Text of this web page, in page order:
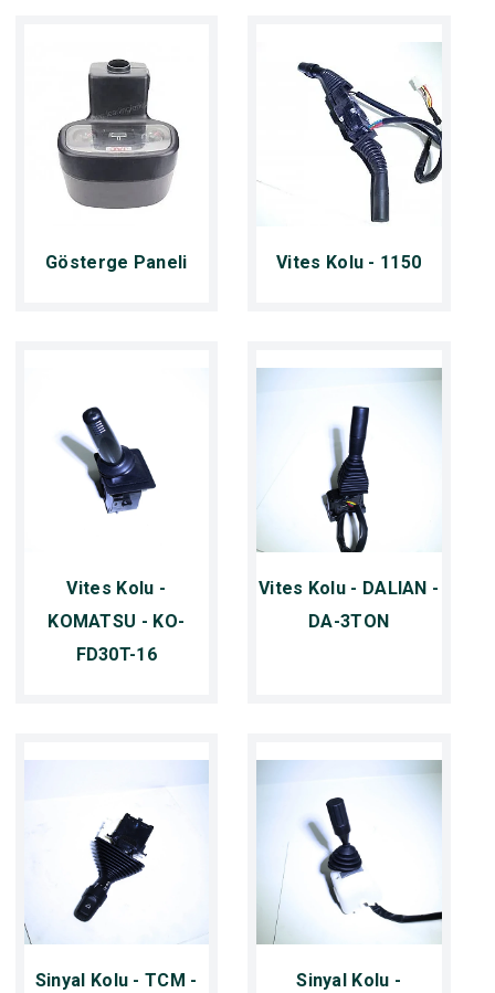
Gösterge Paneli Vites Kolu - 1150
Vites Kolu -
KOMATSU - KO-
FD30T-16
Vites Kolu - DALIAN -
DA-3TON
Sinyal Kolu - TCM -
Sinyal Kolu -